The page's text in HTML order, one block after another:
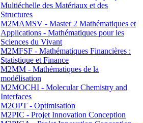
Multiéchelle des Matériaux et des
Structures
M2MAMSV - Master 2 Mathématiques et
Applications - Mathématiques pour les
Sciences du Vivant
M2MFSF - Mathématiques Financières :
Statistique et Finance
M2MM - Mathématiques de la
modélisation
M2MOCHI - Molecular Chemistry and
Interfaces
M2OPT - Optimisation
M2PIC - Projet Innovation Conception